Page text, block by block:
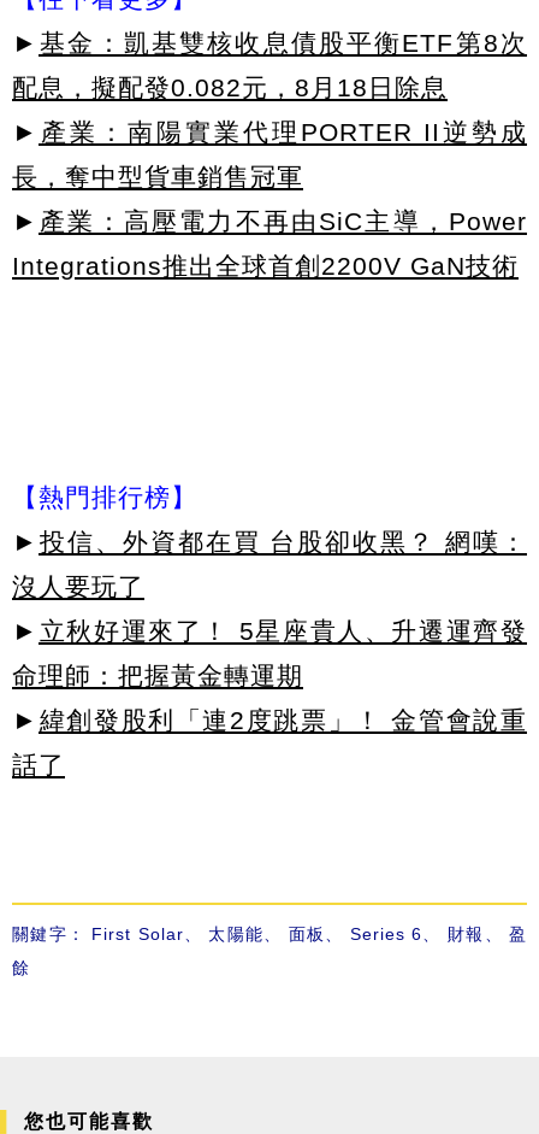
► 基金：凱基雙核收息債股平衡ETF第8次
配息，擬配發0.082元，8月18日除息
► 產業：南陽實業代理PORTER II逆勢成
長，奪中型貨車銷售冠軍
► 產業：高壓電力不再由SiC主導，Power
Integrations推出全球首創2200V GaN技術
【熱門排行榜】
► 投信、外資都在買 台股卻收黑？ 網嘆：
沒人要玩了
► 立秋好運來了！ 5星座貴人、升遷運齊發
命理師：把握黃金轉運期
► 緯創發股利「連2度跳票」！ 金管會說重
話了
關鍵字： First Solar 太陽能 面板 Series 6 財報 、盈
餘
您也可能喜歡